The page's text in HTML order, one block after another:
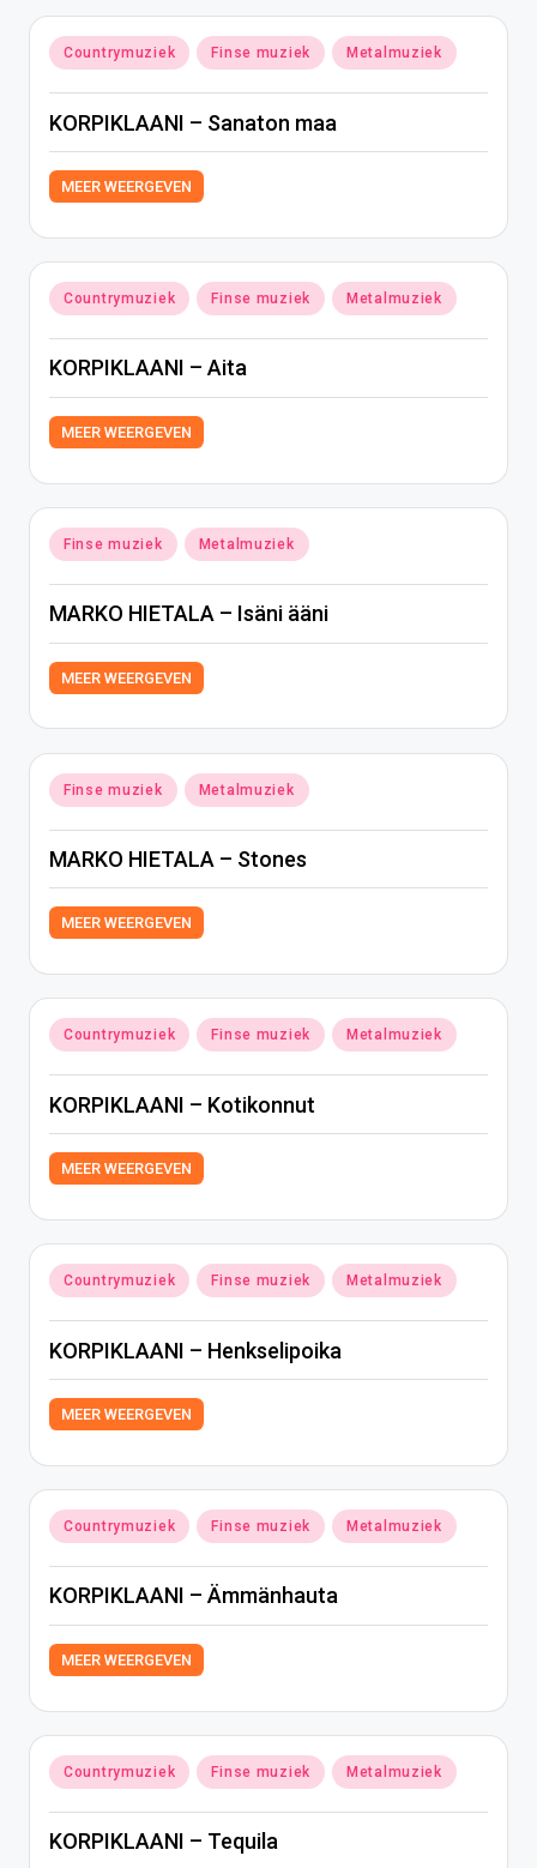
Geplaatst
in
Countrymuziek Finse muziek Metalmuziek
KORPIKLAANI – Sanaton maa
MEER WEERGEVEN
Geplaatst
in
Countrymuziek Finse muziek Metalmuziek
KORPIKLAANI – Aita
MEER WEERGEVEN
Geplaatst
in
Finse muziek Metalmuziek
MARKO HIETALA – Isäni ääni
MEER WEERGEVEN
Geplaatst
in
Finse muziek Metalmuziek
MARKO HIETALA – Stones
MEER WEERGEVEN
Geplaatst
in
Countrymuziek Finse muziek Metalmuziek
KORPIKLAANI – Kotikonnut
MEER WEERGEVEN
Geplaatst
in
Countrymuziek Finse muziek Metalmuziek
KORPIKLAANI – Henkselipoika
MEER WEERGEVEN
Geplaatst
in
Countrymuziek Finse muziek Metalmuziek
KORPIKLAANI – Ämmänhauta
MEER WEERGEVEN
Geplaatst
in
Countrymuziek Finse muziek Metalmuziek
KORPIKLAANI – Tequila